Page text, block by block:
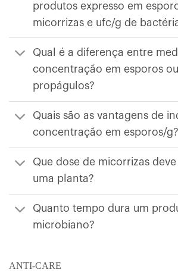
produtos expresso em
micorrizas e ufc/g de
Qual é a diferença entre
concentração em esporos ou
propágulos?
Quais são as vantagens de
concentração em esporos/g?
Que dose de micorrizas
uma planta?
Quanto tempo dura um
microbiano?
ANTI-CARE